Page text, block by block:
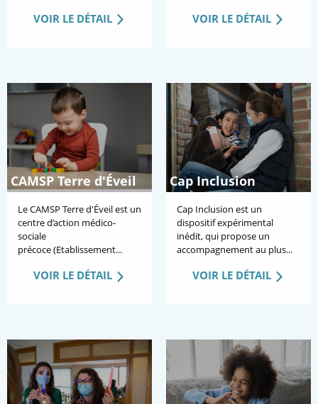
VOIR LE DÉTAIL VOIR LE DÉTAIL
CAMSP Terre d'Éveil
Le CAMSP Terre d'Éveil est un
centre d’action médico-
sociale
précoce (Etablissement...
VOIR LE DÉTAIL
Cap Inclusion
Cap Inclusion est un
dispositif expérimental
inédit, qui propose un
accompagnement au plus...
VOIR LE DÉTAIL